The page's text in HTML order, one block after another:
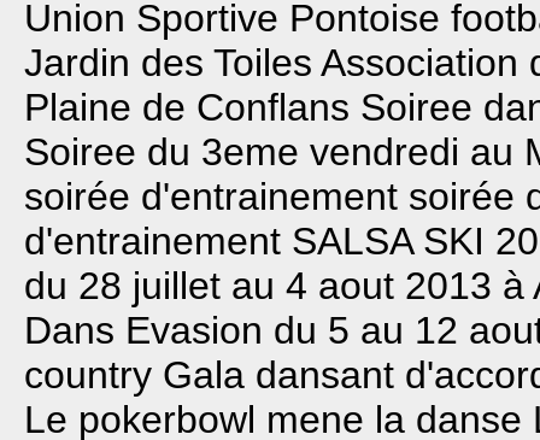
Union Sportive Pontoise
Jardin des Toiles Association
Plaine de Conflans Soiree
Soiree du 3eme vendredi au
soirée d'entrainement soirée
d'entrainement SALSA SKI
du 28 juillet au 4 aout 2013 à
Dans Evasion du 5 au 12
country Gala dansant
Le pokerbowl mene la danse